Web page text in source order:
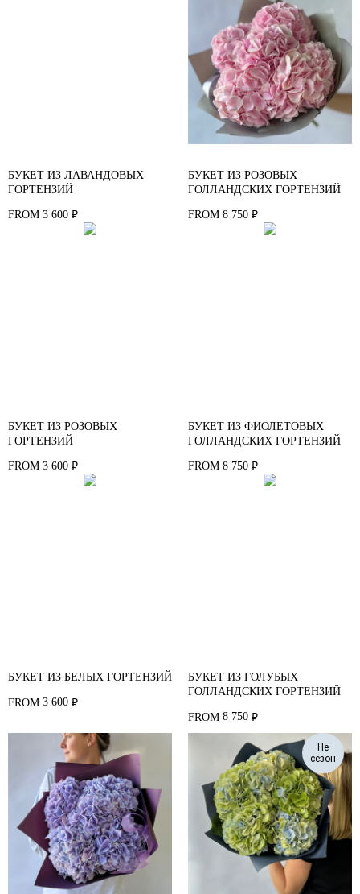
БУКЕТ ИЗ ЛАВАНДОВЫХ
ГОРТЕНЗИЙ
FROM 3 600 ₽
БУКЕТ ИЗ РОЗОВЫХ
ГОЛЛАНДСКИХ ГОРТЕНЗИЙ
FROM 8 750 ₽
БУКЕТ ИЗ РОЗОВЫХ
ГОРТЕНЗИЙ
FROM 3 600 ₽
БУКЕТ ИЗ ФИОЛЕТОВЫХ
ГОЛЛАНДСКИХ ГОРТЕНЗИЙ
FROM 8 750 ₽
БУКЕТ ИЗ БЕЛЫХ ГОРТЕНЗИЙ
FROM 3 600 ₽
БУКЕТ ИЗ ГОЛУБЫХ
ГОЛЛАНДСКИХ ГОРТЕНЗИЙ
FROM 8 750 ₽
Не
сезон